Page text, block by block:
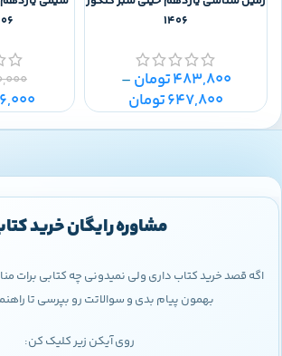
1406
483,800تومان–
647,800تومان
1406
مشاوره رایگان خرید
اگه قصد خرید کتاب داری ولی نمیدونی چه کتابی برات
بهمون پیام بدی و سوالاتت رو بپرسی تا
روی آیکن زیر کلیک کن: